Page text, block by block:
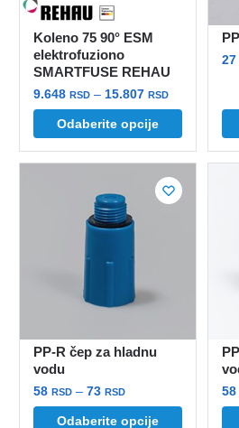
Koleno 75 90° ESM
elektrofuziono
SMARTFUSE REHAU
9.648RSD – 15.807RSDRaspon
cena:
od
9.648 rsd
15.807 rsd
Odaberite opcije
Ovaj
ima
izabrane
stranici
proizvoda.
ima
PP-R čep za hladnu
vodu
58RSD – 73RSDRaspon
cena:
Odaberite opcije
Ovaj